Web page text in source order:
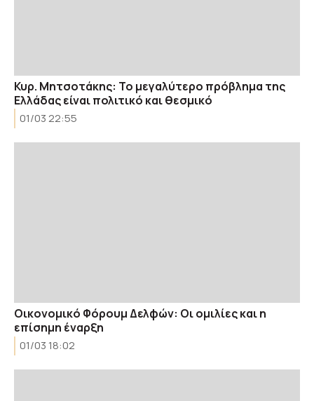
Κυρ. Μητσοτάκης: Το μεγαλύτερο πρόβλημα της
Ελλάδας είναι πολιτικό και θεσμικό
01/03 22:55
Οικονομικό Φόρουμ Δελφών: Οι ομιλίες και η
επίσημη έναρξη
01/03 18:02